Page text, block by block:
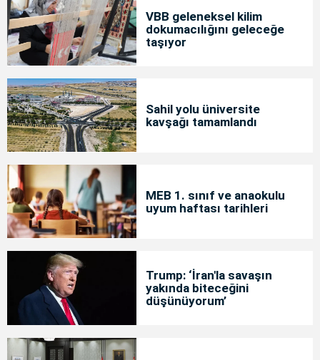
VBB geleneksel kilim
dokumacılığını geleceğe
taşıyor
Sahil yolu üniversite
kavşağı tamamlandı
MEB 1. sınıf ve anaokulu
uyum haftası tarihleri
Trump: ‘İran'la savaşın
yakında biteceğini
düşünüyorum’